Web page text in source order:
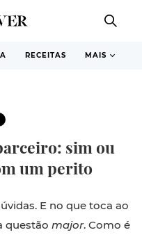
RECEITAS MAIS
sim ou
um perito
E no que toca ao
questão major. Como é